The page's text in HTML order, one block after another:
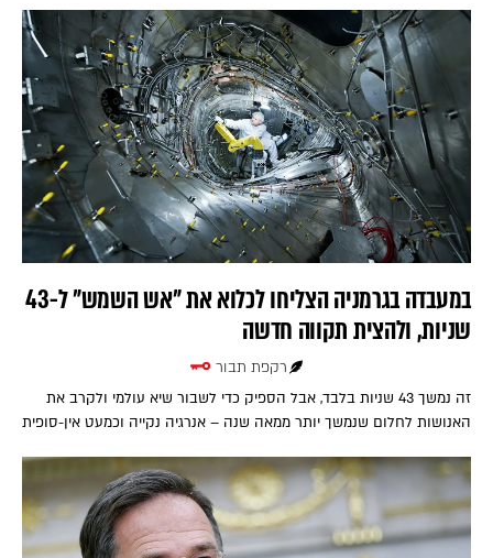
במעבדה בגרמניה הצליחו לכלוא את "אש השמש" ל-43
שניות, ולהצית תקווה חדשה
רקפת תבור
זה נמשך 43 שניות בלבד, אבל הספיק כדי לשבור שיא עולמי ולקרב את
האנושות לחלום שנמשך יותר ממאה שנה – אנרגיה נקייה וכמעט אין-סופית